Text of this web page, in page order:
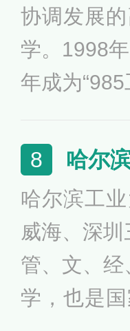
协调发展
学。1998
年成为
轮“双一流
革，开展
点，大力
造卓越研
8 哈尔
哈尔滨工
威海、深
管、文、
学，也是